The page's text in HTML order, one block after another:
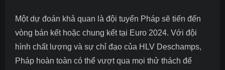
Một dự đoán khả quan là đội tuyển Pháp sẽ tiến đến
vòng bán kết hoặc chung kết tại Euro 2024. Với đội
hình chất lượng và sự chỉ đạo của HLV Deschamps,
Pháp hoàn toàn có thể vượt qua mọi thử thách để